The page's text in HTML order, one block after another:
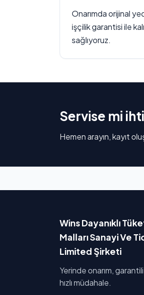
Onarımda orijinal
işçilik garantisi ile
sağlıyoruz.
Servise mi
Hemen arayın, kayıt
Wins Dayanıklı
Malları Sanayi Ve
Limited Şirketi
Yerinde onarım,
hızlı müdahale.